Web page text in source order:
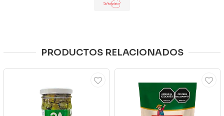
PRODUCTOS RELACIONADOS